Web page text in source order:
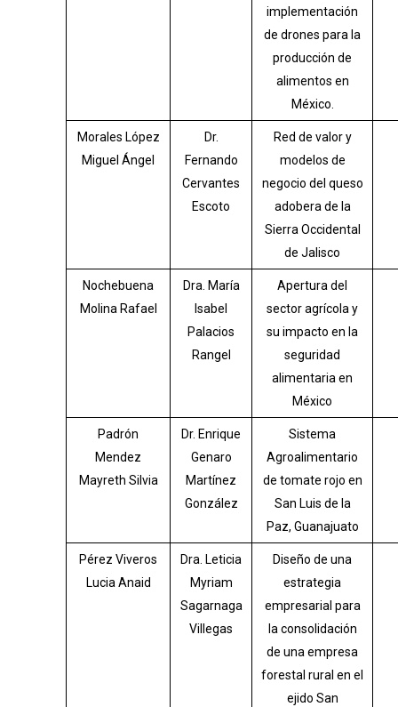
implementación
de drones para la
producción de
alimentos en
México.
Morales López
Miguel Ángel
Dr.
Fernando
Cervantes
Escoto
Red de valor y
modelos de
negocio del queso
adobera de la
Sierra Occidental
de Jalisco
Nochebuena
Molina Rafael
Dra. María
Isabel
Palacios
Rangel
Apertura del
sector agrícola y
su impacto en la
seguridad
alimentaria en
México
Padrón
Mendez
Mayreth Silvia
Dr. Enrique
Genaro
Martínez
González
Sistema
Agroalimentario
de tomate rojo en
San Luis de la
Paz, Guanajuato
Pérez Viveros
Lucia Anaid
Dra. Leticia
Myriam
Sagarnaga
Villegas
Diseño de una
estrategia
empresarial para
la consolidación
de una empresa
forestal rural en el
ejido San